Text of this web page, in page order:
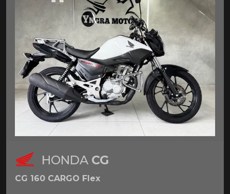
HONDA CG
CG 160 CARGO Flex